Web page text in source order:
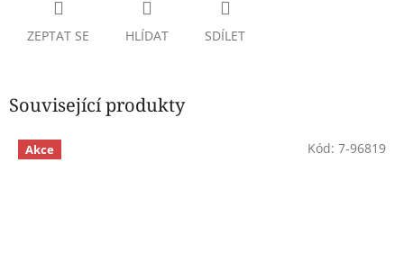
ZEPTAT SE HLÍDAT SDÍLET
Související produkty
Akce Kód: 7-96819